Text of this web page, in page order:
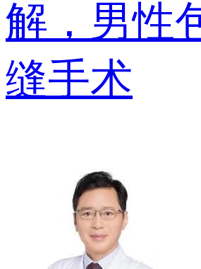
解，男性
缝手术